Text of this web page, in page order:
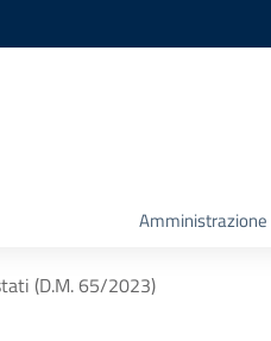
Amministrazione
(D.M. 65/2023)